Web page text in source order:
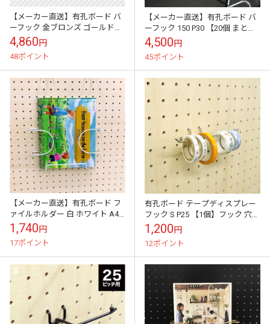
【メーカー直送】有孔ボード バ
ーフック 金ブロンズ ゴールド
100 P25 【20個 まとめ買い徳
用】
4,860円
48ポイント
【メーカー直送】有孔ボード バ
ーフック 150 P30 【20個 まとめ
買い徳用】
4,500円
45ポイント
【メーカー直送】有孔ボード フ
ァイルホルダー 白 ホワイト A4
【1個】八幡ねじ YAHATA
1,740円
17ポイント
有孔ボード テープディスプレー
フック S P25 【1個】フック 穴あ
きボード パンチングボード ペグ
ボード 壁 ガレージ お部屋...
1,200円
12ポイント